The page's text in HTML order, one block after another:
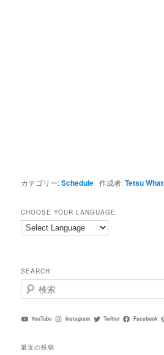
カテゴリー:Schedule 作成者:Tetsu What
CHOOSE YOUR LANGUAGE
SEARCH
検
索
YouTube Instagram Twitter Facebook
最近の投稿